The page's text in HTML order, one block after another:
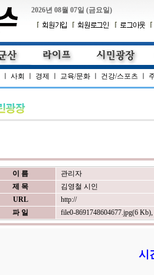
2026년 08월 07일 (금요일)
사회 경제 교육/문화 건강/스포츠
이 름
관리자
제 목
김영철 시인
URL
http://
파 일
file0-8691748604677.jpg(6 Kb)
시